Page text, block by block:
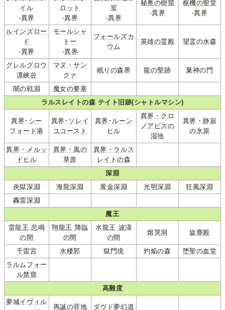
イル
-異界
ロット
-異界
室
-異界
秘奥の樹窟
-異界
枢機の聖堂
-異界
ルインズロー
ド
-異界
モールシャ
トー
-異界
フォールズカ
ウム
英雄の霊殿 望霊の水森
グレルグロウ
凛峡谷
マヌ・サン
クァ
眠りの森界 龍の聖跡 棄神の門
闇の戦淵
魔女の要塞
ラルスレイトの森 テイト旧跡(シャトルマシン)
異界･シー
フォード港
異界･ソレイ
ユコースト
異界･ルーン
ヒル
異界・クロ
ノアビスの
湿地
異界・静寂
の氷原
異界・メルッ
ドヒル
異界・風の
草原
異界・ラルス
レイトの森
深淵
炎獄深淵
海龍深淵 黄金深淵 光明深淵
狂風深淵
轟雷深淵
魔王
雷龍王 悲鳴
の間
翔龍王 降臨
の間
水龍王 波濤
の間
熔哭洞 旋塵殿
千雷宮 水楼郭 獄門境 灼焔の森
堕聖の血堂
ラルムフォー
ル禁窟
高難度
夢城イヴィル
再誕の罪地 ダヴド夢幻道